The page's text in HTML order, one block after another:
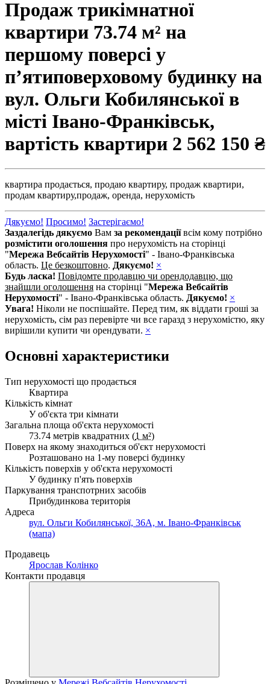
Продаж трикімнатної
квартири 73.74 м² на
першому поверсі у
п’ятиповерховому будинку на
вул. Ольги Кобилянської в
місті Івано-Франківськ,
вартість квартири 2 562 150 ₴
квартира продається, продаю квартиру, продаж квартири,
продам квартиру,продаж, оренда, нерухомість
Дякуємо! Просимо! Застерігаємо!
Заздалегідь дякуємо Вам за рекомендаціївсім кому потрібно
розмістити оголошення про нерухомість на сторінці
"Мережа Вебсайтів Нерухомості" - Івано-Франківська
область. Це безкоштовно. Дякуємо! ×
Будь ласка! Повідомте продавцю чи орендодавцю, що
знайшли оголошення на сторінці "Мережа Вебсайтів
Нерухомості" - Івано-Франківська область. Дякуємо! ×
Увага! Ніколи не поспішайте. Перед тим, як віддати гроші за
нерухомість, сім раз перевірте чи все гаразд з нерухомістю, яку
вирішили купити чи орендувати. ×
Основні характеристики
Тип нерухомості що продається
Квартира
Кількість кімнат
У об'єкта три кімнати
Загальна площа об'єкта нерухомості
73.74 метрів квадратних (1 м²)
Поверх на якому знаходиться об'єкт нерухомості
Розташовано на 1-му поверсі будинку
Кількість поверхів у об'єкта нерухомості
У будинку п'ять поверхів
Паркування транспотрних засобів
Прибудинкова територія
Адреса
вул. Ольги Кобилянської, 36А, м. Івано-Франківськ
(мапа)
Продавець
Ярослав Колінко
Контакти продавця